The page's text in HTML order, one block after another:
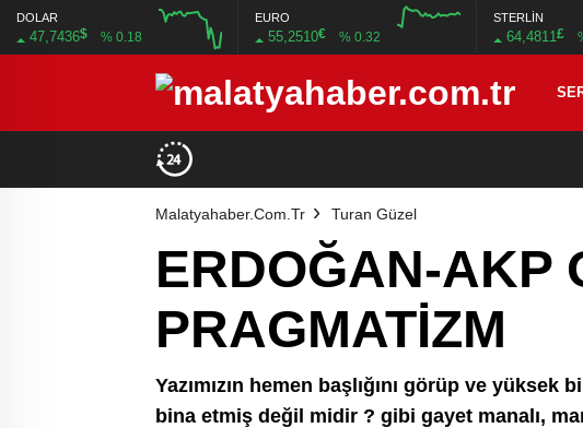
DOLAR
47,7436$ % 0.18
12:00
EURO
55,2510€ % 0.32
STERLİN
64,4811£
Malatyahaber.com.tr Turan Güzel
ERDOĞAN-AKP
PRAGMATİZM
Yazımızın hemen başlığını görüp ve
bina etmiş değil midir ? gibi gayet manalı,